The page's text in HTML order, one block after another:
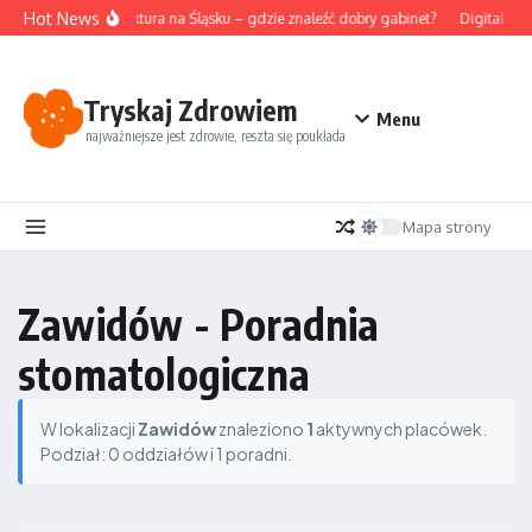
Przejdź do treści
Hot NewsAkupunktura na Śląsku – gdzie znaleźć dobry gabinet? Digital
Tryskaj Zdrowiem
najważniejsze jest zdrowie, reszta się poukłada
Menu
Mapa strony
Zawidów - Poradnia
stomatologiczna
W lokalizacji Zawidówznaleziono 1 aktywnych placówek.
Podział: 0 oddziałów i 1 poradni.